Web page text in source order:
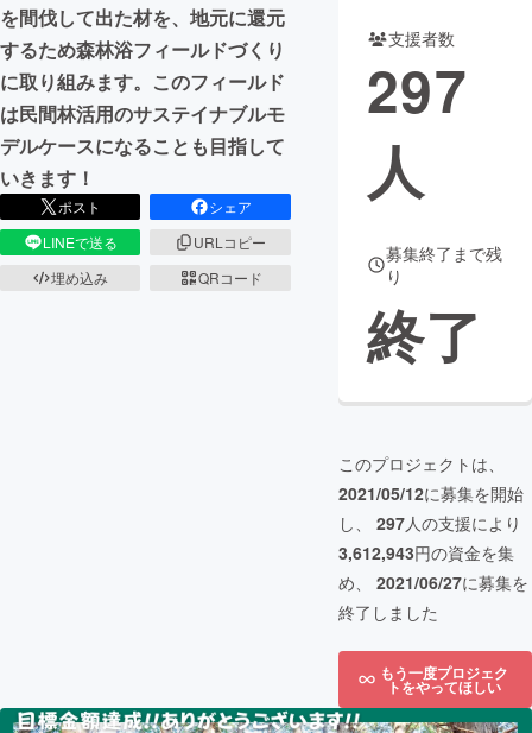
を間伐して出た材を、地元に還元
するため森林浴フィールドづくり
に取り組みます。このフィールド
は民間林活用のサステイナブルモ
デルケースになることも目指して
いきます！
ポスト
シェア
LINEで送る
URLコピー
埋め込み
QRコード
支援者数
297
人
募集終了まで残
り
終了
このプロジェクトは、
2021/05/12に募集を開始
し、 297人の支援により
3,612,943円の資金を集
め、 2021/06/27に募集を
終了しました
もう一度プロジェク
トをやってほしい